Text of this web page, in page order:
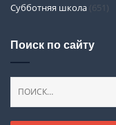
Субботняя школа (651)
Поиск по сайту